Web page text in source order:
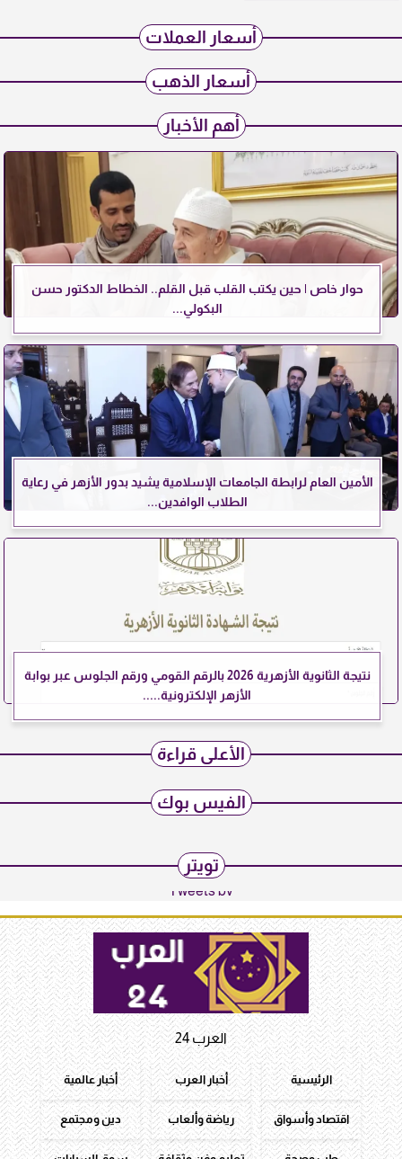
أسعار العملات
أسعار الذهب
أهم الأخبار
حوار خاص | حين يكتب القلب قبل القلم.. الخطاط الدكتور حسن
البكولي...
الأمين العام لرابطة الجامعات الإسلامية يشيد بدور الأزهر في رعاية
الطلاب الوافدين...
نتيجة الثانوية الأزهرية 2026 بالرقم القومي ورقم الجلوس عبر بوابة
الأزهر الإلكترونية.....
الأعلى قراءة
الفيس بوك
تويتر
Tweets by
العرب 24
الرئيسية أخبار العرب أخبار عالمية
اقتصاد وأسواق رياضة وألعاب دين ومجتمع